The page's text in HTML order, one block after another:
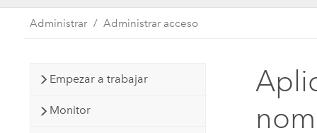
SaaS
ArcGIS Enterprise
Servicios públicos de
Salud y servicios humanos
Gobierno nacional
Administrar Administrar acceso
Empezar a trabajar
Monitor